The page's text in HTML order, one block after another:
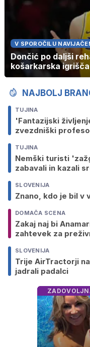
V SPOROČILU
Dončić po daljši
košarkarska igrišča
NAJBOLJ
TUJINA
'Fantazijski
zvezdniški
TUJINA
Nemški turisti
zabavali in kazali
SLOVENIJA
Znano, kdo je bil v
DOMAČA SCENA
Zakaj naj bi
zahtevek za
SLOVENIJA
Trije AirTractorji
jadrali padalci